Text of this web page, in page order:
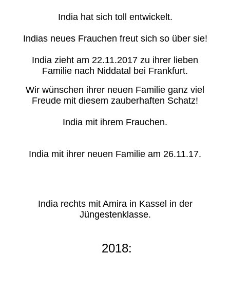
India hat sich toll entwickelt.
Indias neues Frauchen freut sich so über sie!
India zieht am 22.11.2017 zu ihrer lieben
Familie nach Niddatal bei Frankfurt.
Wir wünschen ihrer neuen Familie ganz viel
Freude mit diesem zauberhaften Schatz!
India mit ihrem Frauchen.
India mit ihrer neuen Familie am 26.11.17.
India rechts mit Amira in Kassel in der
Jüngestenklasse.
2018: